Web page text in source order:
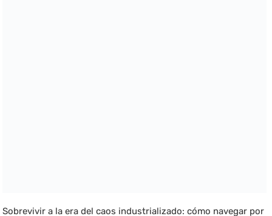
Sobrevivir a la era del caos industrializado: cómo navegar por